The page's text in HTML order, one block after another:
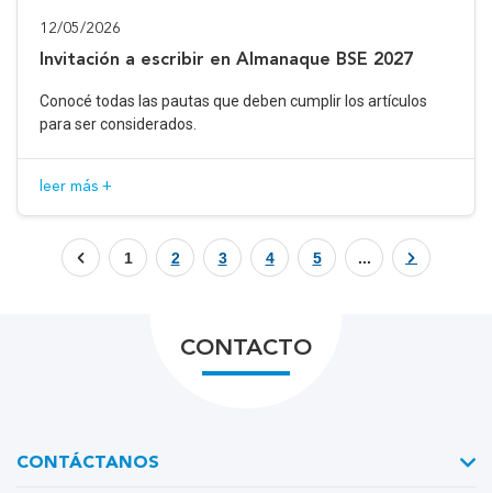
12/05/2026
Invitación a escribir en Almanaque BSE 2027
Conocé todas las pautas que deben cumplir los artículos
para ser considerados.
leer más +
1 2 3 4 5 ...
CONTACTO
CONTÁCTANOS